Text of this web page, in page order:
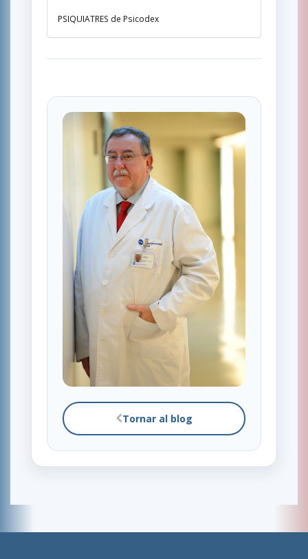
PSIQUIATRES de Psicodex
Tornar al blog